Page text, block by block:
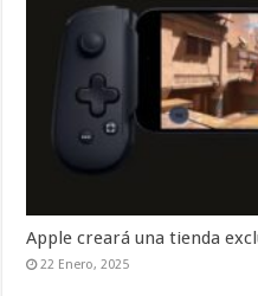
Apple creará una tienda
22 Enero, 2025